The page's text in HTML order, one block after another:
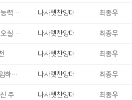
주의 보혈 능력 있도다 나사렛찬양대 최종우
주님 다시 오실 때까지 나사렛찬양대 최종우
나사렛찬양대 최종우
성령이여 임하소서 나사렛찬양대 최종우
주 나사렛찬양대 최종우